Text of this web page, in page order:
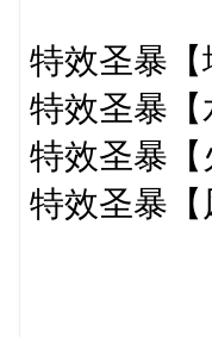
特效圣暴
特效圣暴
特效圣暴
特效圣暴